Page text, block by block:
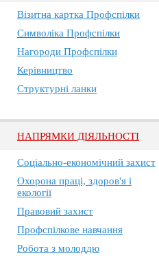
Візитна картка Профспілки
Символіка Профспілки
Нагороди Профспілки
Керівництво
Структурні ланки
НАПРЯМКИ ДІЯЛЬНОСТІ
Соціально-економічний захист
Охорона праці, здоров'я і
екології
Правовий захист
Профспілкове навчання
Робота з молоддю